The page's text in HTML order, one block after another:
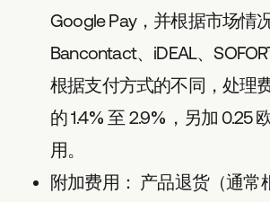
Google Pay，并根据市场情
Bancontact、iDEAL、
根据支付方式的不同，处理
的 1.4% 至 2.9%，另加 0.25
用。
附加费用： 产品退货（通常